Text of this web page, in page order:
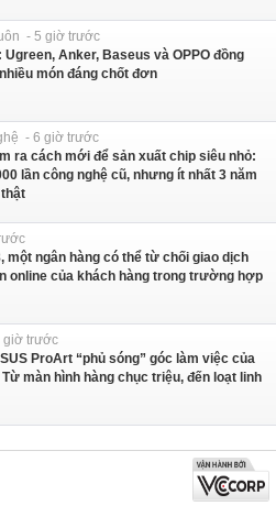
- 5 giờ trước
Ugreen, Anker, Baseus và OPPO đồng
món đáng chốt đơn
- 6 giờ trước
ra cách mới để sản xuất chip siêu nhỏ:
lần công nghệ cũ, nhưng ít nhất 3 năm
một ngân hàng có thể từ chối giao dịch
online của khách hàng trong trường hợp
trước
ProArt “phủ sóng” góc làm việc của
màn hình hàng chục triệu, đến loạt linh